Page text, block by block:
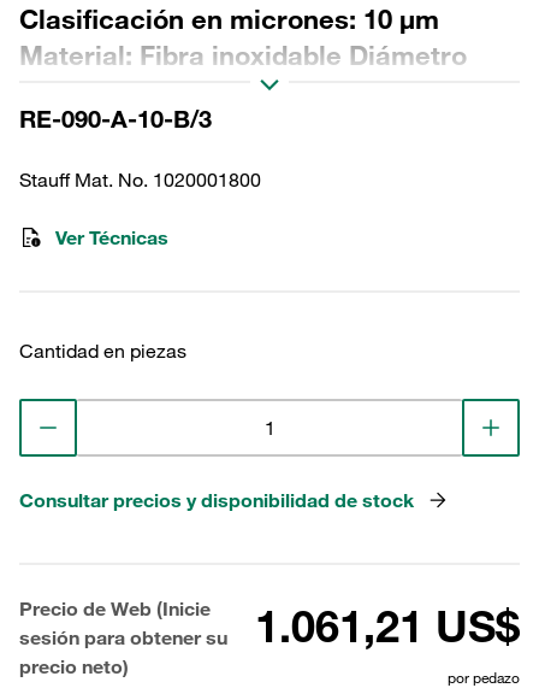
Clasificación en micrones: 10 µm
Material: Fibra inoxidable Diámetro
exterior (mm): 76,5 Diámetro interior
(mm): 48,5 Longitud (mm): 195 Sellado:
RE-090-A-10-B/3
Stauff Mat. No. 1020001800
Ver Técnicas
Cantidad en piezas
Consultar precios y disponibilidad de stock
Precio de Web (Inicie
sesión para obtener su
precio neto)
1.061,21 US$
por pedazo